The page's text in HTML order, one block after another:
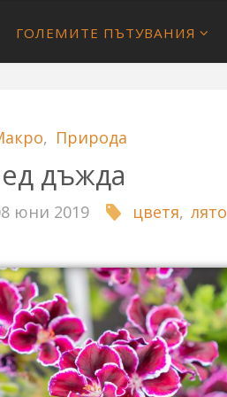
ГОЛЕМИТЕ ПЪТУВАНИЯ
, Природа
дъжда
юни 2019 цветя, лято